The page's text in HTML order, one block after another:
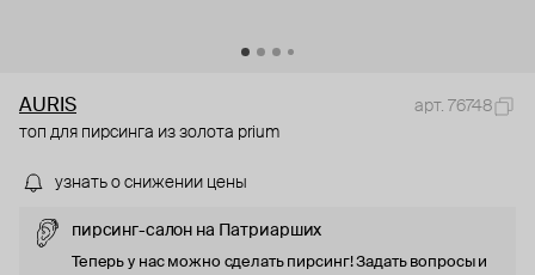
AURIS
арт. 76748
топ для пирсинга из золота prium
узнать о снижении цены
пирсинг-салон на Патриарших
Теперь у нас можно сделать пирсинг! Задать вопросы и